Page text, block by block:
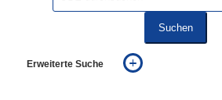
Suchen
Erweiterte Suche